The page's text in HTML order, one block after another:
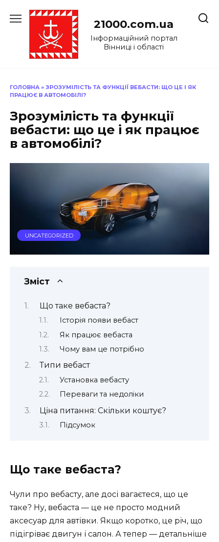
до
21000.com.ua
Інформаційний портал
Вінниці і області
ГОЛОВНА » ЗРОЗУМІЛІСТЬ ТА ФУНКЦІЇ ВЕБАСТИ: ЩО ЦЕ І ЯК
ПРАЦЮЄ В АВТОМОБІЛІ?
Зрозумілість та функції
вебасти: що це і як працює
в автомобілі?
UNCATEGORIZED
Зміст
Що таке вебаста?
Історія появи вебаст
Як працює вебаста
Чому вам це потрібно
Типи вебаст
Установка вебасту
Переваги та недоліки
Ціна питання: Скільки коштує?
Підсумок
Що таке вебаста?
Чули про вебасту, але досі вагаєтеся, що це
таке? Ну, вебаста — це не просто модний
аксесуар для автівки. Якщо коротко, це річ, що
підігріває двигун і салон. А тепер — детальніше